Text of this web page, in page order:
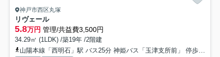
神戸市西区丸塚
リヴェール
5.8万円 管理/共益費3,500円
34.29㎡ (1LDK) /築19年 /2階建
山陽本線「西明石」駅 バス25分 神姫バス「玉津支所前」 停歩10分